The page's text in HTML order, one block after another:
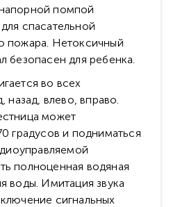
помпой
спасательной
пожара. Нетоксичный
безопасен для ребенка.
во всех
назад, влево, вправо.
может
градусов и подниматься
полноценная водяная
воды. Имитация звука
сигнальных